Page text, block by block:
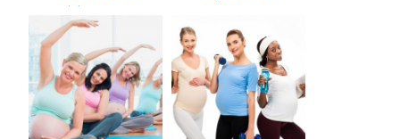
эффективно
будущих мам